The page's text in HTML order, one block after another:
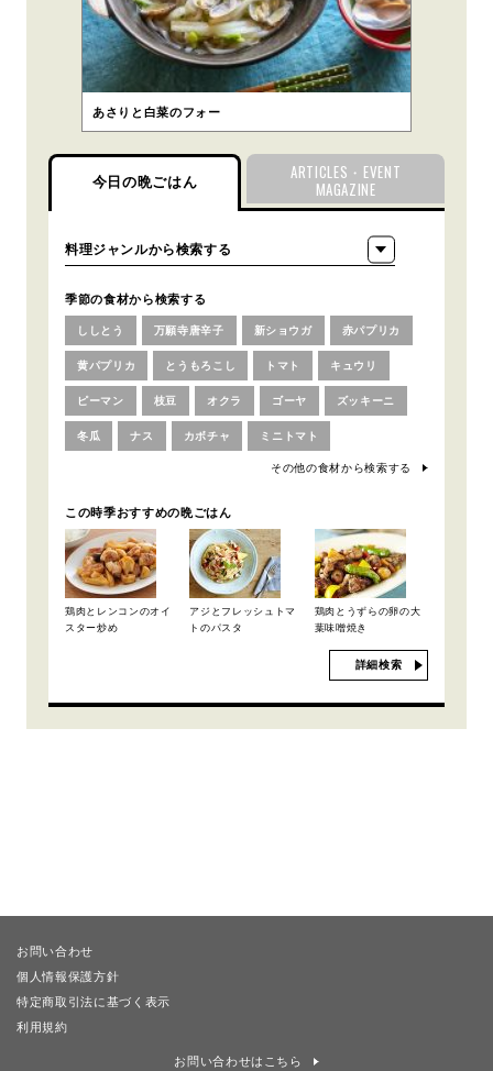
あさりと白菜のフォー
今日の晩ごはん
ARTICLES・EVENT
MAGAZINE
季節の食材から検索する
ししとう 万願寺唐辛子 新ショウガ 赤パプリカ
黄パプリカ とうもろこし トマト キュウリ
ピーマン 枝豆 オクラ ゴーヤ ズッキーニ
冬瓜 ナス カボチャ ミニトマト
その他の食材から検索する
この時季おすすめの晩ごはん
鶏肉とレンコンのオイ
スター炒め
アジとフレッシュトマ
トのパスタ
鶏肉とうずらの卵の大
葉味噌焼き
詳細検索
お問い合わせ
個人情報保護方針
特定商取引法に基づく表示
利用規約
お問い合わせはこちら